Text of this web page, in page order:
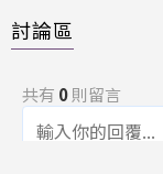
討論區
共有 0則留言